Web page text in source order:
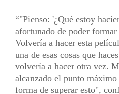
"Pienso: '¿Qué estoy
afortunado de poder
Volvería a hacer esta
una de esas cosas que
volvería a hacer otra vez.
alcanzado el punto
forma de superar esto",